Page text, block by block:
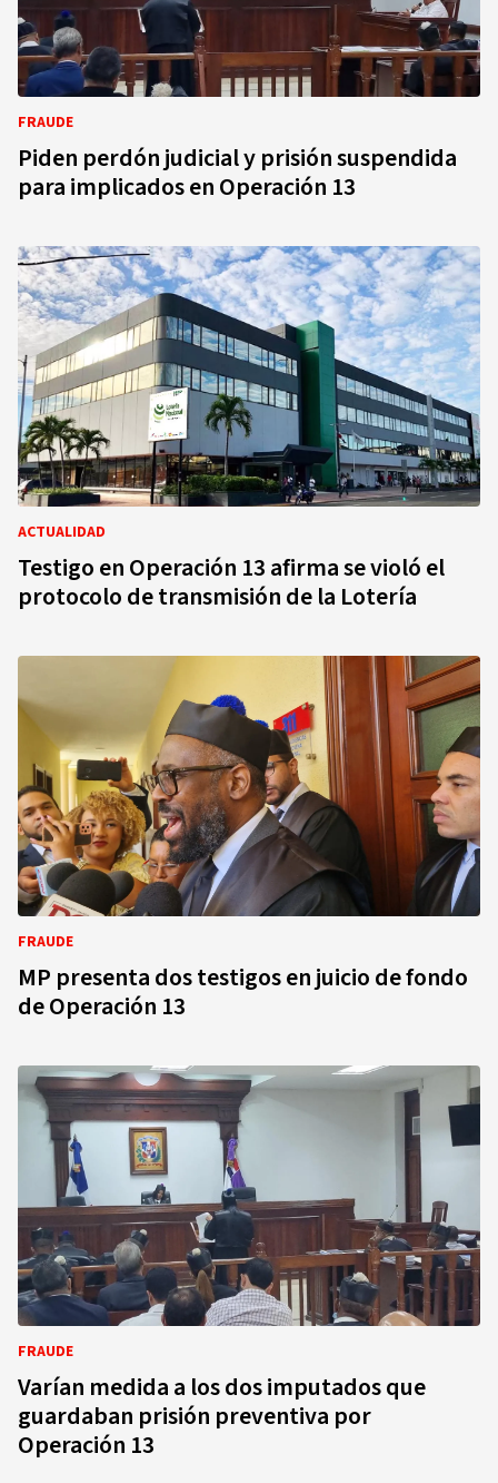
FRAUDE
Piden perdón judicial y prisión suspendida
para implicados en Operación 13
ACTUALIDAD
Testigo en Operación 13 afirma se violó el
protocolo de transmisión de la Lotería
FRAUDE
MP presenta dos testigos en juicio de fondo
de Operación 13
FRAUDE
Varían medida a los dos imputados que
guardaban prisión preventiva por
Operación 13